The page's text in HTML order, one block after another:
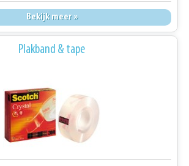
Bekijk meer »
Plakband & tape